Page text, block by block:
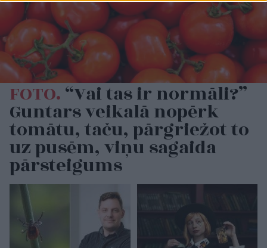
FOTO.“Vai tas ir normāli?”
Guntars veikalā nopērk
tomātu, taču, pārgriežot to
uz pusēm, viņu sagaida
pārsteigums